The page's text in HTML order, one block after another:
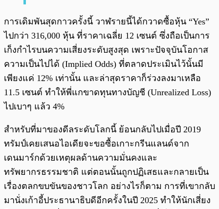
การเดิมพันสุดกาวครั้งนี้ วาฬรายนี้ได้กวาดซื้อหุ้น “Yes”
ไปกว่า 316,000 หุ้น ที่ราคาเฉลี่ย 12 เซนต์ ซึ่งถือเป็นการ
เก็งกำไรบนความเสี่ยงระดับสูงสุด เพราะปัจจุบันโอกาส
ความเป็นไปได้ (Implied Odds) ที่ตลาดประเมินไว้นั้นมี
เพียงแค่ 12% เท่านั้น และล่าสุดราคาก็ร่วงลงมาเหลือ
11.5 เซนต์ ทำให้พี่แกขาดทุนทางบัญชี (Unrealized Loss)
ไปเบาๆ แล้ว 4%
สำหรับที่มาของดีลระดับโลกนี้ ย้อนกลับไปเมื่อปี 2019
ทรัมป์เคยเสนอไอเดียจะขอซื้อเกาะกรีนแลนด์จาก
เดนมาร์กด้วยเหตุผลด้านความมั่นคงและ
ทรัพยากรธรรมชาติ แต่ตอนนั้นถูกปฏิเสธและกลายเป็น
เรื่องตลกขบขันของชาวโลก อย่างไรก็ตาม การที่เขากลับ
มานั่งเก้าอี้ประธานาธิบดีอีกครั้งในปี 2025 ทำให้นักเสี่ยง